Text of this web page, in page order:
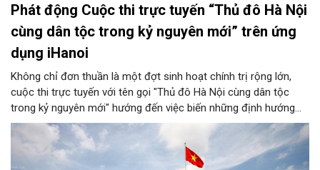
Phát động Cuộc thi trực tuyến “Thủ đô Hà Nội
cùng dân tộc trong kỷ nguyên mới” trên ứng
dụng iHanoi
Không chỉ đơn thuần là một đợt sinh hoạt chính trị rộng lớn,
cuộc thi trực tuyến với tên gọi "Thủ đô Hà Nội cùng dân tộc
trong kỷ nguyên mới" hướng đến việc biến những định hướng
chiến lược trong Nghị quyết số 02-NQ/TW của Bộ Chính trị
thành niềm tin, thành nhận thức chung của mỗi người dân.